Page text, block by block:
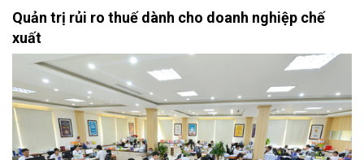
Quản trị rủi ro thuế dành cho doanh nghiệp chế
xuất